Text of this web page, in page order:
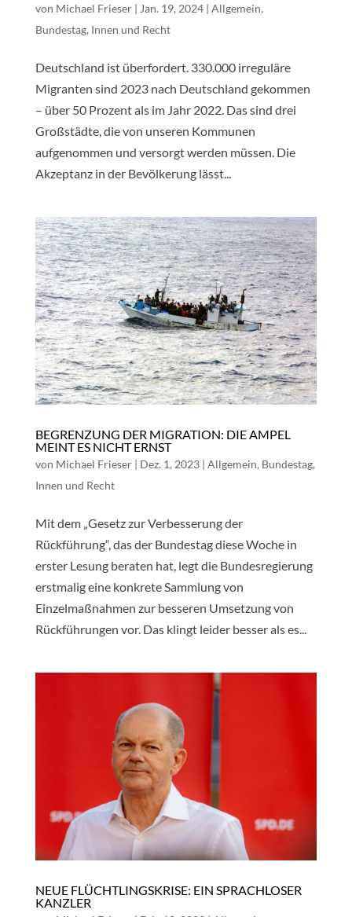
von Michael Frieser| Jan. 19, 2024| Allgemein,
Bundestag, Innen und Recht
Deutschland ist überfordert. 330.000 irreguläre
Migranten sind 2023 nach Deutschland gekommen
– über 50 Prozent als im Jahr 2022. Das sind drei
Großstädte, die von unseren Kommunen
aufgenommen und versorgt werden müssen. Die
Akzeptanz in der Bevölkerung lässt...
BEGRENZUNG DER MIGRATION: DIE AMPEL
MEINT ES NICHT ERNST
von Michael Frieser| Dez. 1, 2023| Allgemein, Bundestag,
Innen und Recht
Mit dem „Gesetz zur Verbesserung der
Rückführung“, das der Bundestag diese Woche in
erster Lesung beraten hat, legt die Bundesregierung
erstmalig eine konkrete Sammlung von
Einzelmaßnahmen zur besseren Umsetzung von
Rückführungen vor. Das klingt leider besser als es...
NEUE FLÜCHTLINGSKRISE: EIN SPRACHLOSER
KANZLER